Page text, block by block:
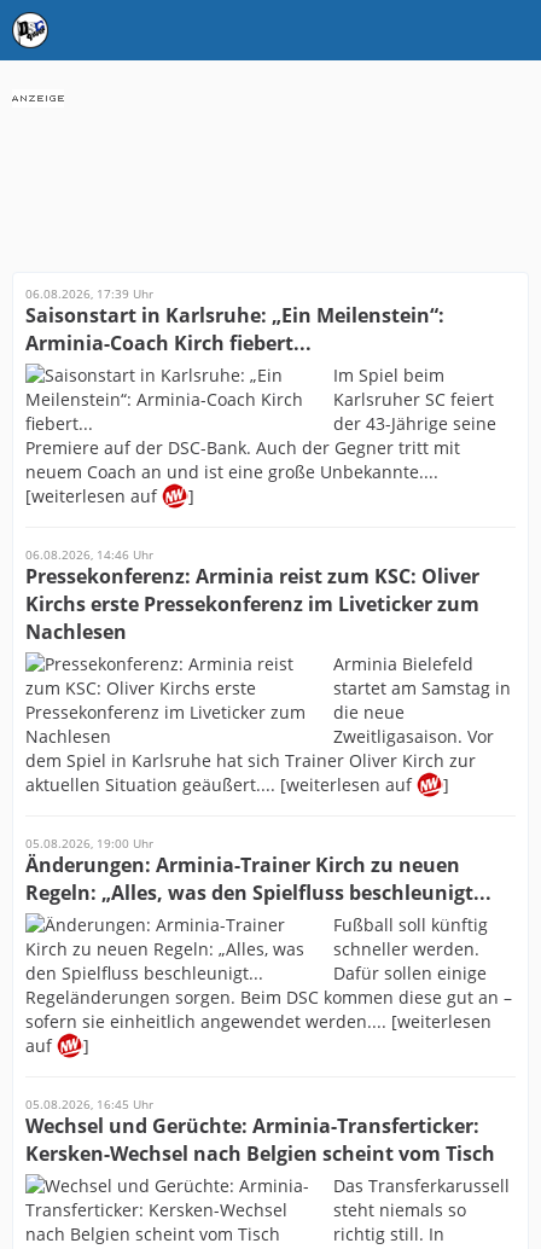
06.08.2026, 17:39 Uhr
Saisonstart in Karlsruhe: „Ein Meilenstein“:
Arminia-Coach Kirch fiebert...
Im Spiel beim
Karlsruher SC feiert
der 43-Jährige seine
Premiere auf der DSC-Bank. Auch der Gegner tritt mit
neuem Coach an und ist eine große Unbekannte....
[weiterlesen auf
]
06.08.2026, 14:46 Uhr
Pressekonferenz: Arminia reist zum KSC: Oliver
Kirchs erste Pressekonferenz im Liveticker zum
Nachlesen
Arminia Bielefeld
startet am Samstag in
die neue
Zweitligasaison. Vor
dem Spiel in Karlsruhe hat sich Trainer Oliver Kirch zur
aktuellen Situation geäußert.... [weiterlesen auf
]
05.08.2026, 19:00 Uhr
Änderungen: Arminia-Trainer Kirch zu neuen
Regeln: „Alles, was den Spielfluss beschleunigt...
Fußball soll künftig
schneller werden.
Dafür sollen einige
Regeländerungen sorgen. Beim DSC kommen diese gut an –
sofern sie einheitlich angewendet werden.... [weiterlesen
auf
]
05.08.2026, 16:45 Uhr
Wechsel und Gerüchte: Arminia-Transferticker:
Kersken-Wechsel nach Belgien scheint vom Tisch
Das Transferkarussell
steht niemals so
richtig still. In